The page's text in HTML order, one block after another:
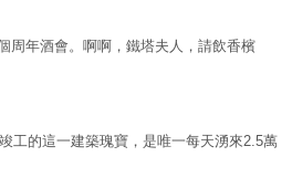
周年酒會。啊啊，鐵塔夫人，請飲香檳
工的這一建築瑰寶，是唯一每天湧來2.5萬